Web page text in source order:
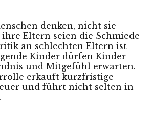
denken, nicht sie
ihre Eltern seien die Schmiede
an schlechten Eltern ist
Kinder dürfen Kinder
und Mitgefühl erwarten.
erkauft kurzfristige
und führt nicht selten in